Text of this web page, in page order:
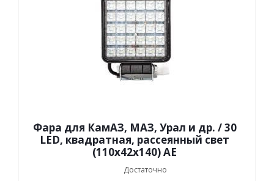
Фара для КамАЗ, МАЗ, Урал и др. / 30
LED, квадратная, рассеянный свет
(110х42х140) АЕ
Достаточно